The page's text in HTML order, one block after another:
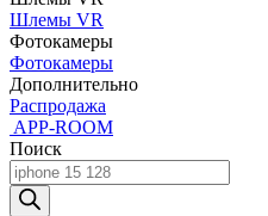
Шлемы VR
Фотокамеры
Фотокамеры
Дополнительно
Распродажа
APP-ROOM
Поиск
Поиск
товаров